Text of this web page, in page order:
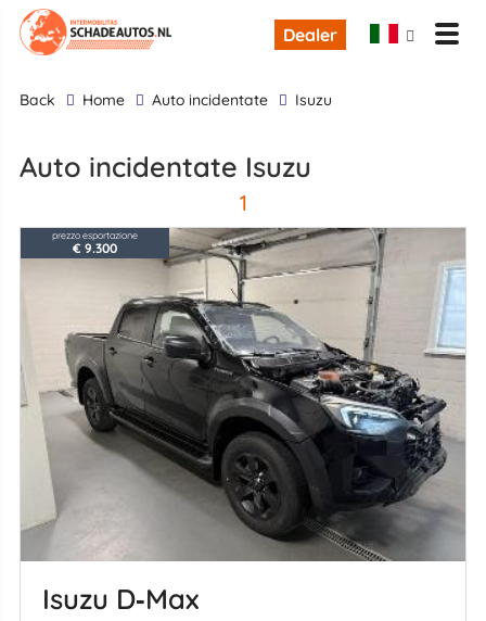
Dealer
back Home Auto incidentate Isuzu
Auto incidentate Isuzu
1
prezzo esportazione
€ 9.300
Isuzu D‑Max